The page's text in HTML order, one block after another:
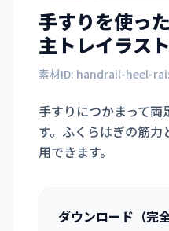
手すりを使っ
主トレイラスト
素材ID: handrail-heel-
手すりにつかまって
す。ふくらはぎの筋
用できます。
ダウンロード（完全